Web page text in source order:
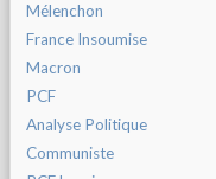
Mélenchon
France Insoumise
Macron
PCF
Analyse Politique
Communiste